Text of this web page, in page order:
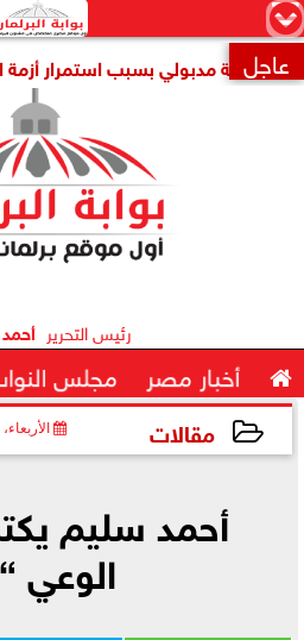
×


 عاجل
مدبولي بسبب استمرار أزمة
رئيس التحرير
 أخبار مصر مجلس
مقالات الأربعاء، 13 مايو 2026
أحمد سليم
الوعي “1”